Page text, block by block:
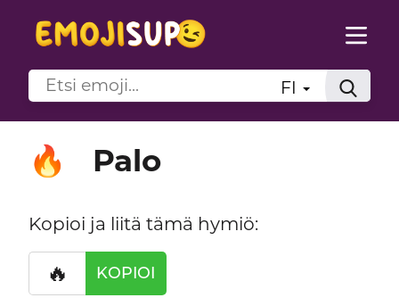
FI
🔥 Palo
Kopioi ja liitä tämä hymiö:
🔥 KOPIOI